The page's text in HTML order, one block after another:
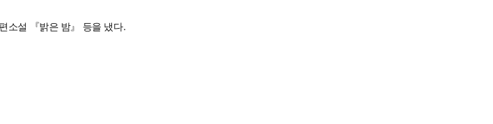
소설 『밝은 밤』 등을 냈다.